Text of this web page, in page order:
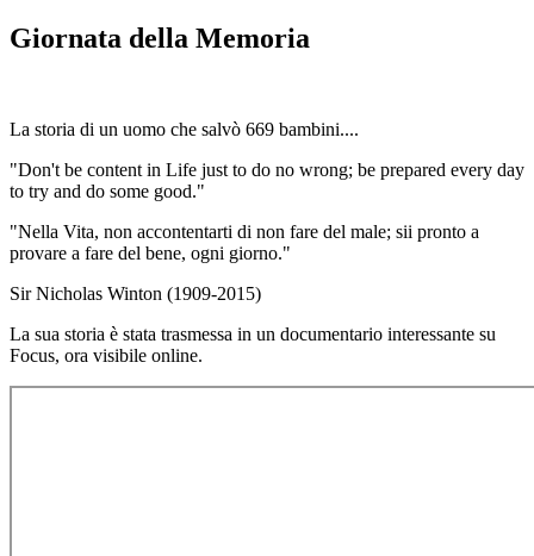
Giornata della Memoria
La storia di un uomo che salvò 669 bambini....
"Don't be content in Life just to do no wrong; be prepared every day
to try and do some good."
"Nella Vita, non accontentarti di non fare del male; sii pronto a
provare a fare del bene, ogni giorno."
Sir Nicholas Winton (1909-2015)
La sua storia è stata trasmessa in un documentario interessante su
Focus, ora visibile online.